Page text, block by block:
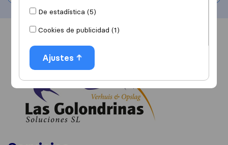
De estadística (5)
Cookies de publicidad (1)
Ajustes